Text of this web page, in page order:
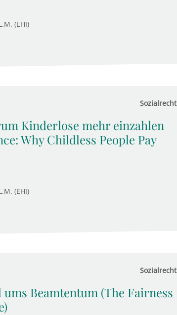
(EHI)
Sozialrecht
Kinderlose mehr einzahlen
Why Childless People Pay
(EHI)
Sozialrecht
Beamtentum (The Fairness